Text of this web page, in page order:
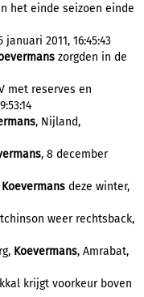
het einde seizoen einde
2011, 16:45:43
zorgden in de
met reserves en
, Nijland,
, 8 december
Koevermans deze winter,
weer rechtsback,
Koevermans, Amrabat,
krijgt voorkeur boven